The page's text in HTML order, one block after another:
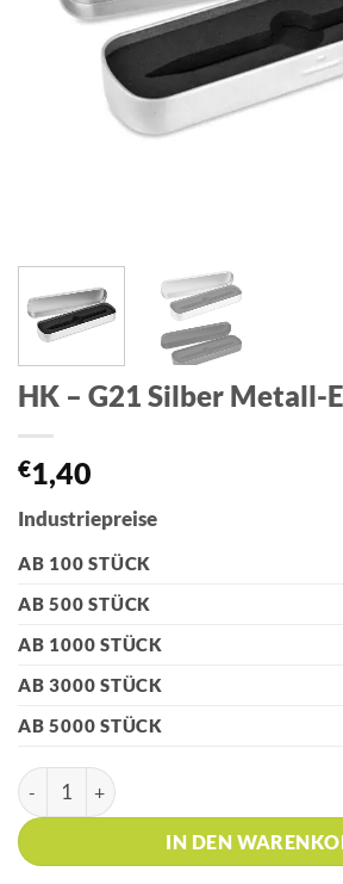
HK – G21 Silber Metall-
€1,40
Industriepreise
AB 100 STÜCK
AB 500 STÜCK
AB 1000 STÜCK
AB 3000 STÜCK
AB 5000 STÜCK
HK - G21 Silber Metall-Etui Menge
IN DEN